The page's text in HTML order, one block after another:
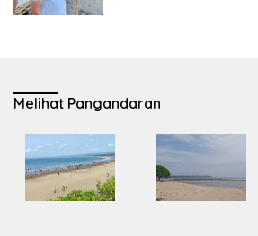
Melihat Pangandaran